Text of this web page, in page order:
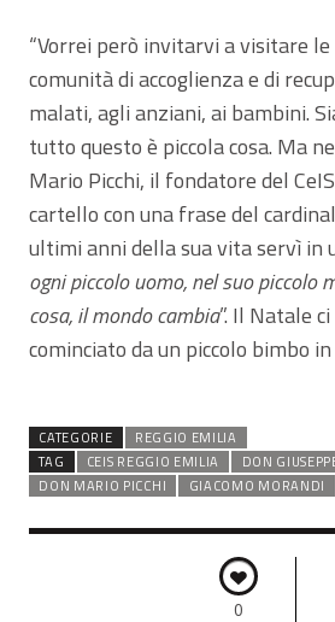
“Vorrei però invitarvi a visitare
comunità di accoglienza e di
malati, agli anziani, ai bambini.
tutto questo è piccola cosa. Ma
Mario Picchi, il fondatore del
cartello con una frase del
ultimi anni della sua vita servì in
ogni piccolo uomo, nel suo piccolo
cosa, il mondo cambia”. Il Natale
cominciato da un piccolo bimbo in
CATEGORIE
REGGIO EMILIA
TAG
CEIS REGGIO EMILIA
DON
DON MARIO PICCHI
GIACOMO MORANDI
0